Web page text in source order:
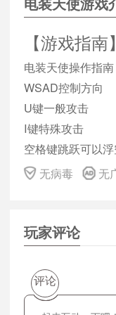
【游戏指南】
电装天使操作指南
WSAD控制方向
U键一般攻击
I键特殊攻击
空格键跳跃可以
电装天使是机甲
varufosu，是一对
登场人物装备着
在3D空间内自由
无病毒 无
玩家评论
评论